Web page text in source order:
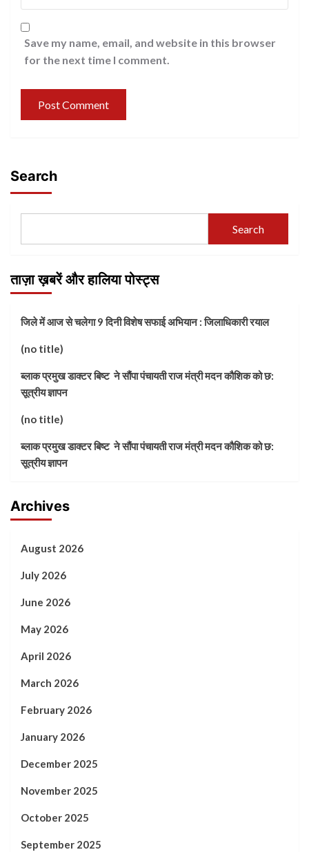
Save my name, email, and website in this browser
for the next time I comment.
Search
Search
ताज़ा ख़बरें और हालिया पोस्ट्स
जिले में आज से चलेगा 9 दिनी विशेष सफाई अभियान : जिलाधिकारी रयाल
(no title)
ब्लाक प्रमुख डाक्टर बिष्ट ने सौंपा पंचायती राज मंत्री मदन कौशिक को छ:
सूत्रीय ज्ञापन
(no title)
ब्लाक प्रमुख डाक्टर बिष्ट ने सौंपा पंचायती राज मंत्री मदन कौशिक को छ:
सूत्रीय ज्ञापन
Archives
August 2026
July 2026
June 2026
May 2026
April 2026
March 2026
February 2026
January 2026
December 2025
November 2025
October 2025
September 2025